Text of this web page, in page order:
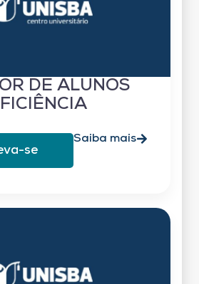
DE ALUNOS
se
Saiba mais